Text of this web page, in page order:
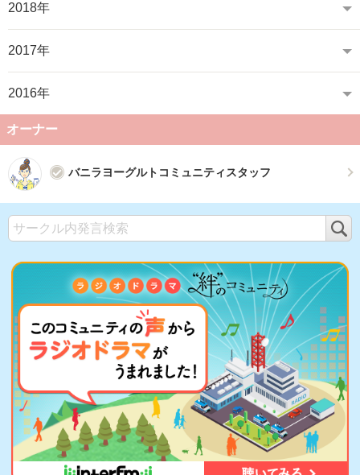
2018年
2017年
2016年
オーナー
バニラヨーグルトコミュニティスタッフ